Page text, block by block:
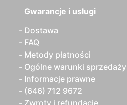
Gwarancje i usługi
Dostawa
FAQ
Metody płatności
Ogólne warunki sprzedaży
Informacje prawne
(646) 712 9672
Zwroty i refundacje